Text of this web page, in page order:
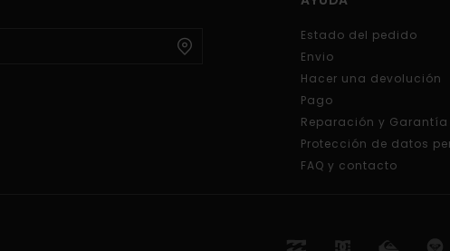
Estado del pedido
Envio
Hacer una devolución
Pago
Reparación y Garantía
Protección de datos
FAQ y contacto